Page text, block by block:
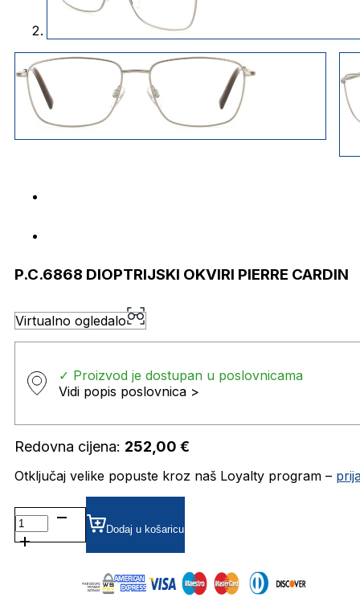
P.C.6868 DIOPTRIJSKI OKVIRI PIERRE CARDIN
Virtualno ogledalo
✓ Proizvod je dostupan u poslovnicama
Vidi popis poslovnica >
Redovna cijena: 252,00 €
Otključaj velike popuste kroz naš Loyalty program –
P.C.6868 DIOPTRIJSKI
OKVIRI
PIERRE
Dodaj u košaricu